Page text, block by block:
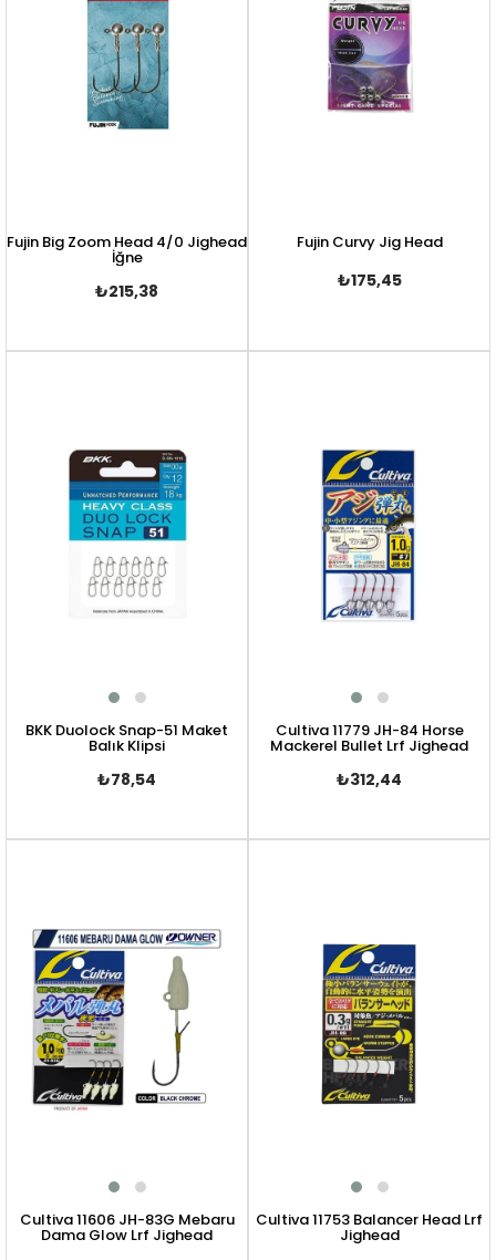
Fujin Big Zoom Head 4/0 Jighead
İğne
₺215,38
Fujin Curvy Jig Head
₺175,45
BKK Duolock Snap-51 Maket
Balık Klipsi
₺78,54
Cultiva 11779 JH-84 Horse
Mackerel Bullet Lrf Jighead
₺312,44
Cultiva 11606 JH-83G Mebaru
Dama Glow Lrf Jighead
Cultiva 11753 Balancer Head Lrf
Jighead